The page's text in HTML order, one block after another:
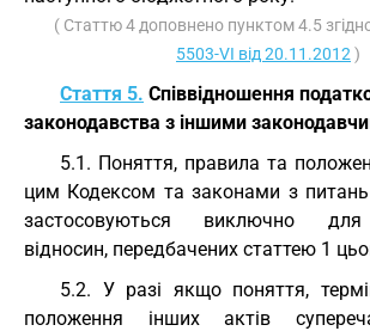
( Статтю 4 доповнено пунктом 4.5
5503-VI від 20.11.2012 )
Стаття 5. Співвідношення
законодавства з іншими
5.1. Поняття, правила та
цим Кодексом та законами з
застосовуються виключно для
відносин, передбачених статтею 1
5.2. У разі якщо поняття,
положення інших актів